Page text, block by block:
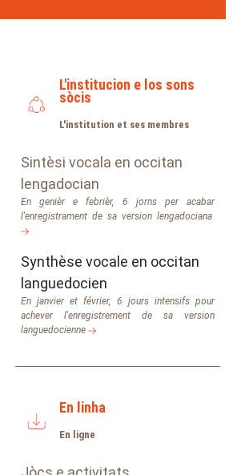
L'institucion e los sons
sòcis
L'institution et ses membres
Sintèsi vocala en occitan
lengadocian
En genièr e febrièr, 6 jorns per acabar
l'enregistrament de sa version lengadociana
Synthèse vocale en occitan
languedocien
En janvier et février, 6 jours intensifs pour
achever l'enregistrement de sa version
languedocienne
En linha
En ligne